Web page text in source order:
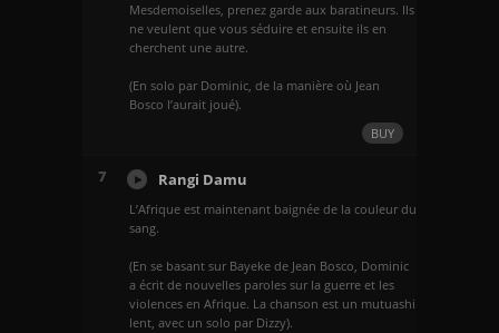
Mesdemoiselles, prenez garde aux baratineurs. Ils
ne veulent que vous séduire et ensuite ils en
cherchent une autre.
(En solo par Dominic, de la manière où Jean
Bosco l’aurait joué).
BUY
7 Rangi Damu
L’Afrique est maintenant baignée de la couleur du
sang.
(En se basant sur Bayeke de Jean Bosco, Dominic
a écrit de nouvelles paroles sur la guerre et les
violences en Afrique. La chanson est un mutuashi
lent, avec un solo par Dizzy).